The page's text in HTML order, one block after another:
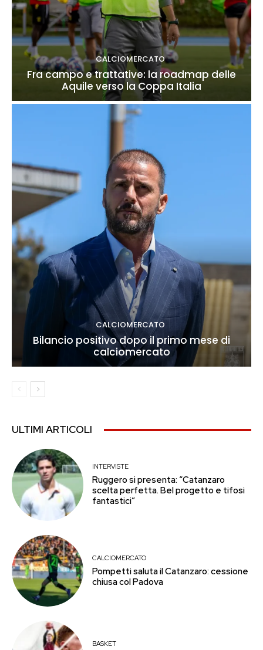
CALCIOMERCATO
Fra campo e trattative: la roadmap delle
Aquile verso la Coppa Italia
CALCIOMERCATO
Bilancio positivo dopo il primo mese di
calciomercato
ULTIMI ARTICOLI
INTERVISTE
Ruggero si presenta: “Catanzaro
scelta perfetta. Bel progetto e tifosi
fantastici”
CALCIOMERCATO
Pompetti saluta il Catanzaro: cessione
chiusa col Padova
BASKET